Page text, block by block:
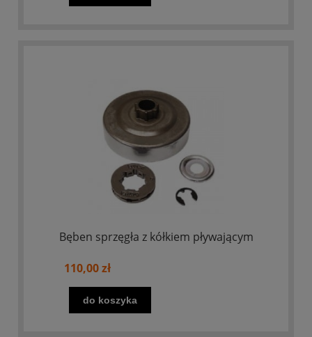
Bęben sprzęgła z kółkiem pływającym
110,00 zł
do koszyka